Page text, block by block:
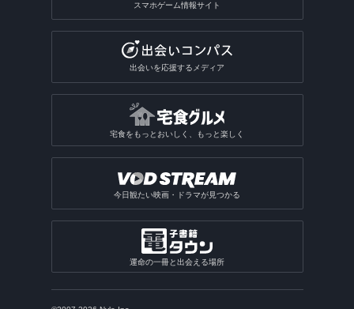
スマホゲーム情報サイト
出会いを応援するメディア
宅食をもっとおいしく、もっと楽しく
今日観たい映画・ドラマが見つかる
運命の一冊と出会える場所